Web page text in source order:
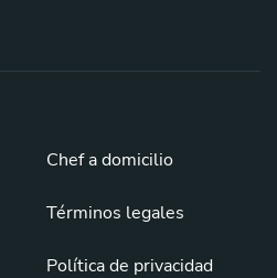
Chef a domicilio
Términos legales
Política de privacidad